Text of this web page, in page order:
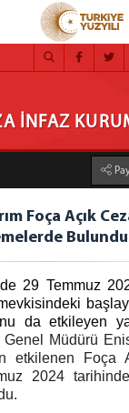
İNFAZ KURUMU
İNFAZ
Foça Açık
Bulundu
29 Temmuz
da etkileyen
Müdürü Enis
etkilenen Foça
2024